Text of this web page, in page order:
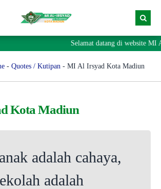
Selamat datang di website
- Quotes / Kutipan - MI Al Irsyad Kota Madiun
Kota Madiun
adalah cahaya,
adalah